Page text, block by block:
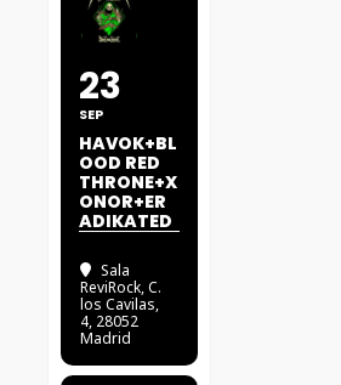
23
SEP
HAVOK+BL
OOD RED
THRONE+X
ONOR+ER
ADIKATED
Sala
ReviRock, C.
los Cavilas,
4, 28052
Madrid